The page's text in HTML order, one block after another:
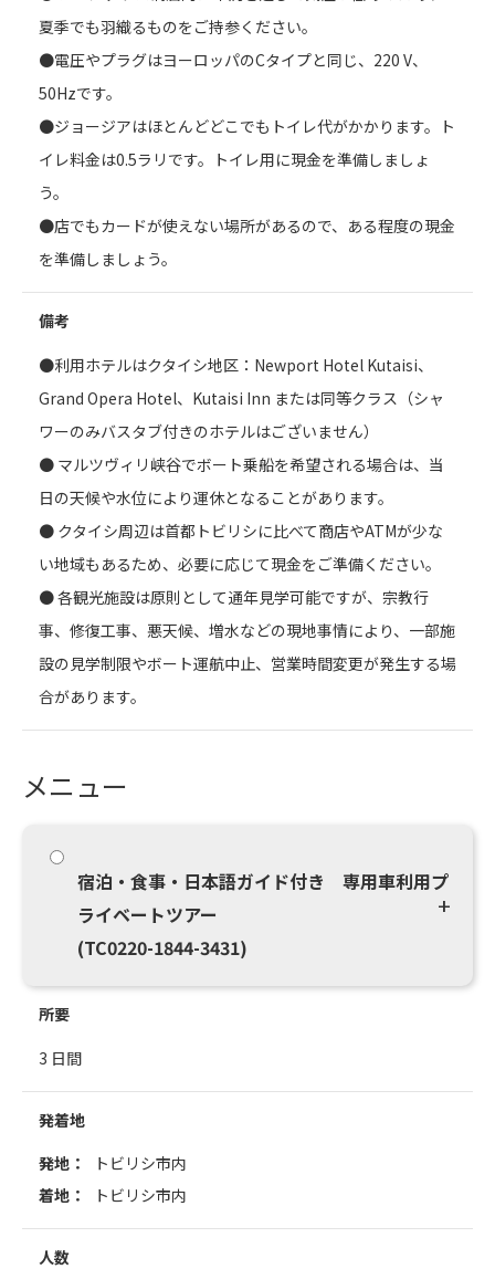
夏季でも羽織るものをご持参ください。
●電圧やプラグはヨーロッパのCタイプと同じ、220 V、
50Hzです。
●ジョージアはほとんどどこでもトイレ代がかかります。ト
イレ料金は0.5ラリです。トイレ用に現金を準備しましょ
う。
●店でもカードが使えない場所があるので、ある程度の現金
を準備しましょう。
備考
●利用ホテルはクタイシ地区：Newport Hotel Kutaisi、
Grand Opera Hotel、Kutaisi Inn または同等クラス（シャ
ワーのみバスタブ付きのホテルはございません）
● マルツヴィリ峡谷でボート乗船を希望される場合は、当
日の天候や水位により運休となることがあります。
● クタイシ周辺は首都トビリシに比べて商店やATMが少な
い地域もあるため、必要に応じて現金をご準備ください。
● 各観光施設は原則として通年見学可能ですが、宗教行
事、修復工事、悪天候、増水などの現地事情により、一部施
設の見学制限やボート運航中止、営業時間変更が発生する場
合があります。
メニュー
宿泊・食事・日本語ガイド付き 専用車利用プ
ライベートツアー
(TC0220-1844-3431)
所要
3 日間
発着地
発地：
トビリシ市内
着地：
トビリシ市内
人数